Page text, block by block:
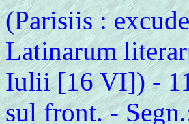
(Parisiis :
Latinarum
Iulii [16 VI]) -
sul front. -